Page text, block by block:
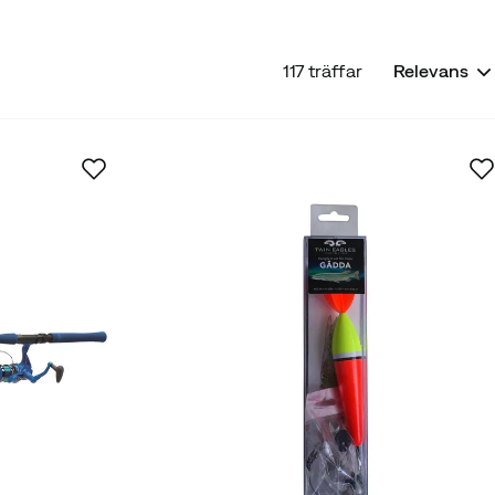
117 träffar Relevans